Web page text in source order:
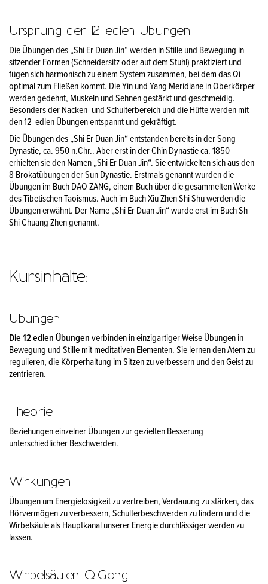
Ursprung der 12 edlen Übungen
Die Übungen des „Shi Er Duan Jin“ werden in Stille und Bewegung in
sitzender Formen (Schneidersitz oder auf dem Stuhl) praktiziert und
fügen sich harmonisch zu einem System zusammen, bei dem das Qi
optimal zum Fließen kommt. Die Yin und Yang Meridiane in Oberkörper
werden gedehnt, Muskeln und Sehnen gestärkt und geschmeidig.
Besonders der Nacken- und Schulterbereich und die Hüfte werden mit
den 12 edlen Übungen entspannt und gekräftigt.
Die Übungen des „Shi Er Duan Jin“ entstanden bereits in der Song
Dynastie, ca. 950 n.Chr.. Aber erst in der Chin Dynastie ca. 1850
erhielten sie den Namen „Shi Er Duan Jin“. Sie entwickelten sich aus den
8 Brokatübungen der Sun Dynastie. Erstmals genannt wurden die
Übungen im Buch DAO ZANG, einem Buch über die gesammelten Werke
des Tibetischen Taoismus. Auch im Buch Xiu Zhen Shi Shu werden die
Übungen erwähnt. Der Name „Shi Er Duan Jin“ wurde erst im Buch Sh
Shi Chuang Zhen genannt.
Kursinhalte:
Übungen
Die 12 edlen Übungenverbinden in einzigartiger Weise Übungen in
Bewegung und Stille mit meditativen Elementen. Sie lernen den Atem zu
regulieren, die Körperhaltung im Sitzen zu verbessern und den Geist zu
zentrieren.
Theorie
Beziehungen einzelner Übungen zur gezielten Besserung
unterschiedlicher Beschwerden.
Wirkungen
Übungen um Energielosigkeit zu vertreiben, Verdauung zu stärken, das
Hörvermögen zu verbessern, Schulterbeschwerden zu lindern und die
Wirbelsäule als Hauptkanal unserer Energie durchlässiger werden zu
lassen.
Wirbelsäulen QiGong